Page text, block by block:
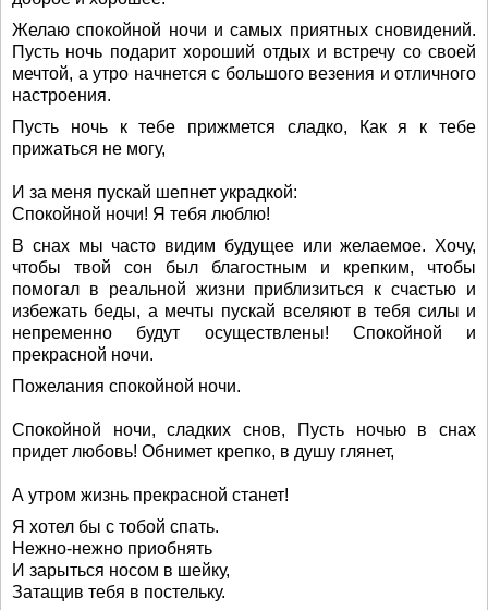
Желаю спокойной ночи и самых приятных сновидений.
Пусть ночь подарит хороший отдых и встречу со своей
мечтой, а утро начнется с большого везения и отличного
настроения.
Пусть ночь к тебе прижмется сладко, Как я к тебе
прижаться не могу,
И за меня пускай шепнет украдкой:
Спокойной ночи! Я тебя люблю!
В снах мы часто видим будущее или желаемое. Хочу,
чтобы твой сон был благостным и крепким, чтобы
помогал в реальной жизни приблизиться к счастью и
избежать беды, а мечты пускай вселяют в тебя силы и
непременно будут осуществлены! Спокойной и
прекрасной ночи.
Пожелания спокойной ночи.
Спокойной ночи, сладких снов, Пусть ночью в снах
придет любовь! Обнимет крепко, в душу глянет,
А утром жизнь прекрасной станет!
Я хотел бы с тобой спать.
Нежно-нежно приобнять
И зарыться носом в шейку,
Затащив тебя в постельку.